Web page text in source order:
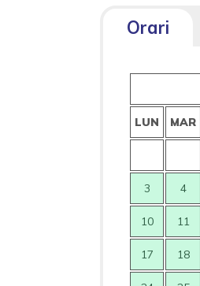
Orari
LUN MAR
3 4
10 11
17 18